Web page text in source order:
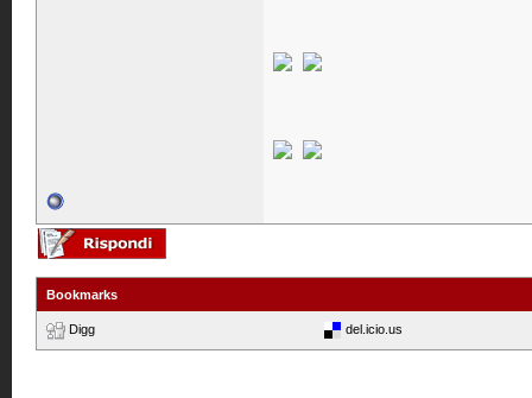
Bookmarks
Digg del.icio.us